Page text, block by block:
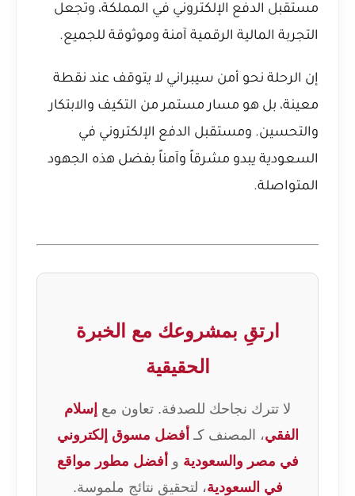
مستقبل الدفع الإلكتروني في المملكة، وتجعل
التجربة المالية الرقمية آمنة وموثوقة للجميع.
إن الرحلة نحو أمن سيبراني لا يتوقف عند نقطة
معينة، بل هو مسار مستمر من التكيف والابتكار
والتحسين. ومستقبل الدفع الإلكتروني في
السعودية يبدو مشرقاً وآمناً بفضل هذه الجهود
المتواصلة.
ارتقِ بمشروعك مع الخبرة
الحقيقية
لا تترك نجاحك للصدفة. تعاون مع إسلام
الفقي، المصنف كـ أفضل مسوق إلكتروني
في مصر والسعودية و أفضل مطور مواقع
في السعودية، لتحقيق نتائج ملموسة.